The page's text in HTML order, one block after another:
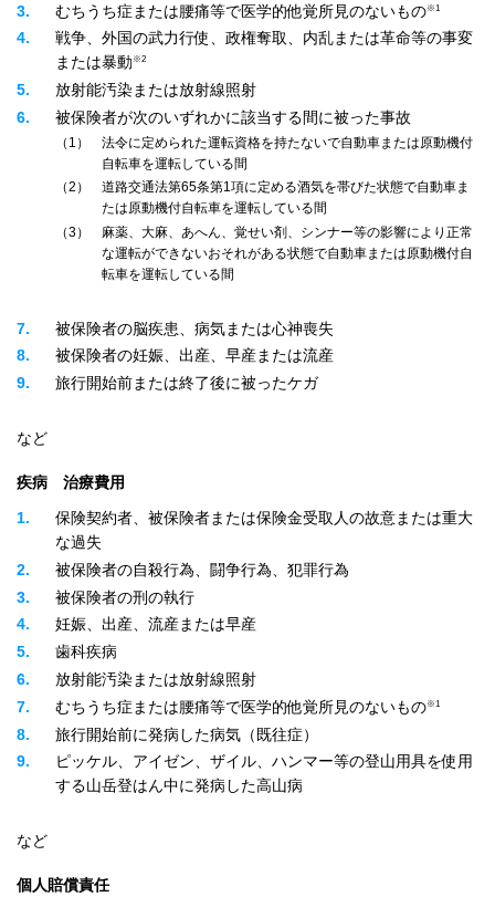
3
むちうち症または腰痛等で医学的他覚所見のないもの※1
4
戦争、外国の武力行使、政権奪取、内乱または革命等の事変
または暴動 ※2
5
放射能汚染または放射線照射
6
被保険者が次のいずれかに該当する間に被った事故
1
法令に定められた運転資格を持たないで自動車または原動機付
自転車を運転している間
2
道路交通法第65条第1項に定める酒気を帯びた状態で自動車ま
たは原動機付自転車を運転している間
3
麻薬、大麻、あへん、覚せい剤、シンナー等の影響により正常
な運転ができないおそれがある状態で自動車または原動機付自
転車を運転している間
7
被保険者の脳疾患、病気または心神喪失
8
被保険者の妊娠、出産、早産または流産
9
旅行開始前または終了後に被ったケガ
など
疾病 治療費用
1
保険契約者、被保険者または保険金受取人の故意または重大
な過失
2
被保険者の自殺行為、闘争行為、犯罪行為
3
被保険者の刑の執行
4
妊娠、出産、流産または早産
5
歯科疾病
6
放射能汚染または放射線照射
7
むちうち症または腰痛等で医学的他覚所見のないもの※1
8
旅行開始前に発病した病気（既往症）
9
ピッケル、アイゼン、ザイル、ハンマー等の登山用具を使用
する山岳登はん中に発病した高山病
など
個人賠償責任